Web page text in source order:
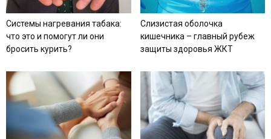
Системы нагревания табака:
что это и помогут ли они
бросить курить?
Слизистая оболочка
кишечника – главный рубеж
защиты здоровья ЖКТ